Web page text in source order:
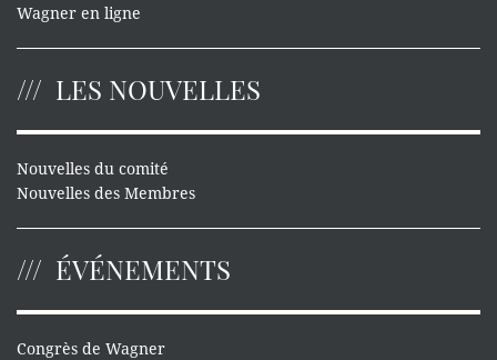
Wagner en ligne
LES NOUVELLES
Nouvelles du comité
Nouvelles des Membres
ÉVÉNEMENTS
Congrès de Wagner